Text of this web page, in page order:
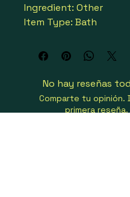
Ingredient: Other
Item Type: Bath
High-concerned
None
Number of Pieces:
Quantity: 1pcs
Model Number: Bath
No hay reseñas
Comparte tu opinión.
primera reseña.